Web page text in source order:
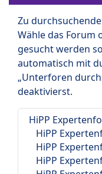
Zu
Wähle das Forum
gesucht werden
automatisch mit
„Unterforen
deaktivierst.